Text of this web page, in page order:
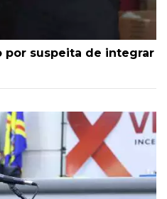
por suspeita de integrar